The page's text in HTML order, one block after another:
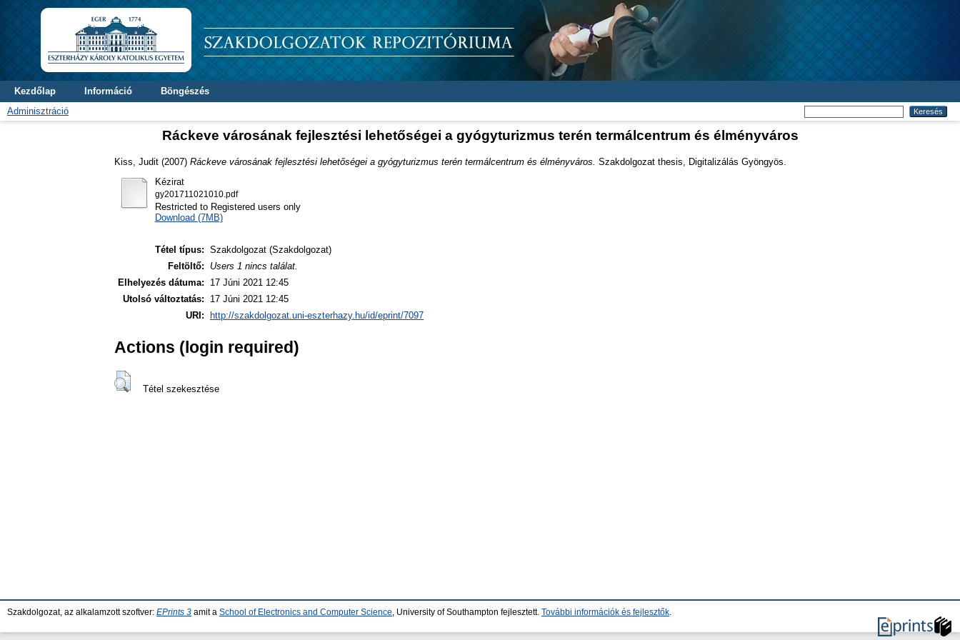
Kezdőlap Információ
Böngészés
Adminisztráció
Ráckeve városának fejlesztési lehetőségei a gyógyturizmus terén termálcentrum és élményváros
Kiss, Judit (2007) Ráckeve városának fejlesztési lehetőségei a gyógyturizmus terén termálcentrum és élményváros. Szakdolgozat thesis, Digitalizálás Gyöngyös.
Kézirat
gy201711021010.pdf
Restricted to Registered users only
Download (7MB)
Tétel típus: Szakdolgozat (Szakdolgozat)
Feltöltő:
Users 1 nincs találat.
Elhelyezés dátuma:
17 Júni 2021 12:45
Utolsó változtatás:
17 Júni 2021 12:45
URI:
http://szakdolgozat.uni-eszterhazy.hu/id/eprint/7097
Actions (login required)
Tétel szekesztése
Szakdolgozat, az alkalamzott szoftver: EPrints 3 amit a School of Electronics and Computer Science , University of Southampton fejlesztett. További információk és fejlesztők